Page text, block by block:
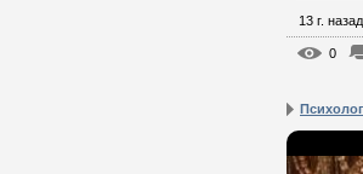
13 г. назад
0